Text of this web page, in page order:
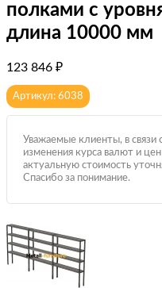
полками с
длина 10000 мм
123 846 ₽
Артикул: 6038
Уважаемые клиенты, в связи
изменения курса валют и
актуальную стоимость
Спасибо за понимание.